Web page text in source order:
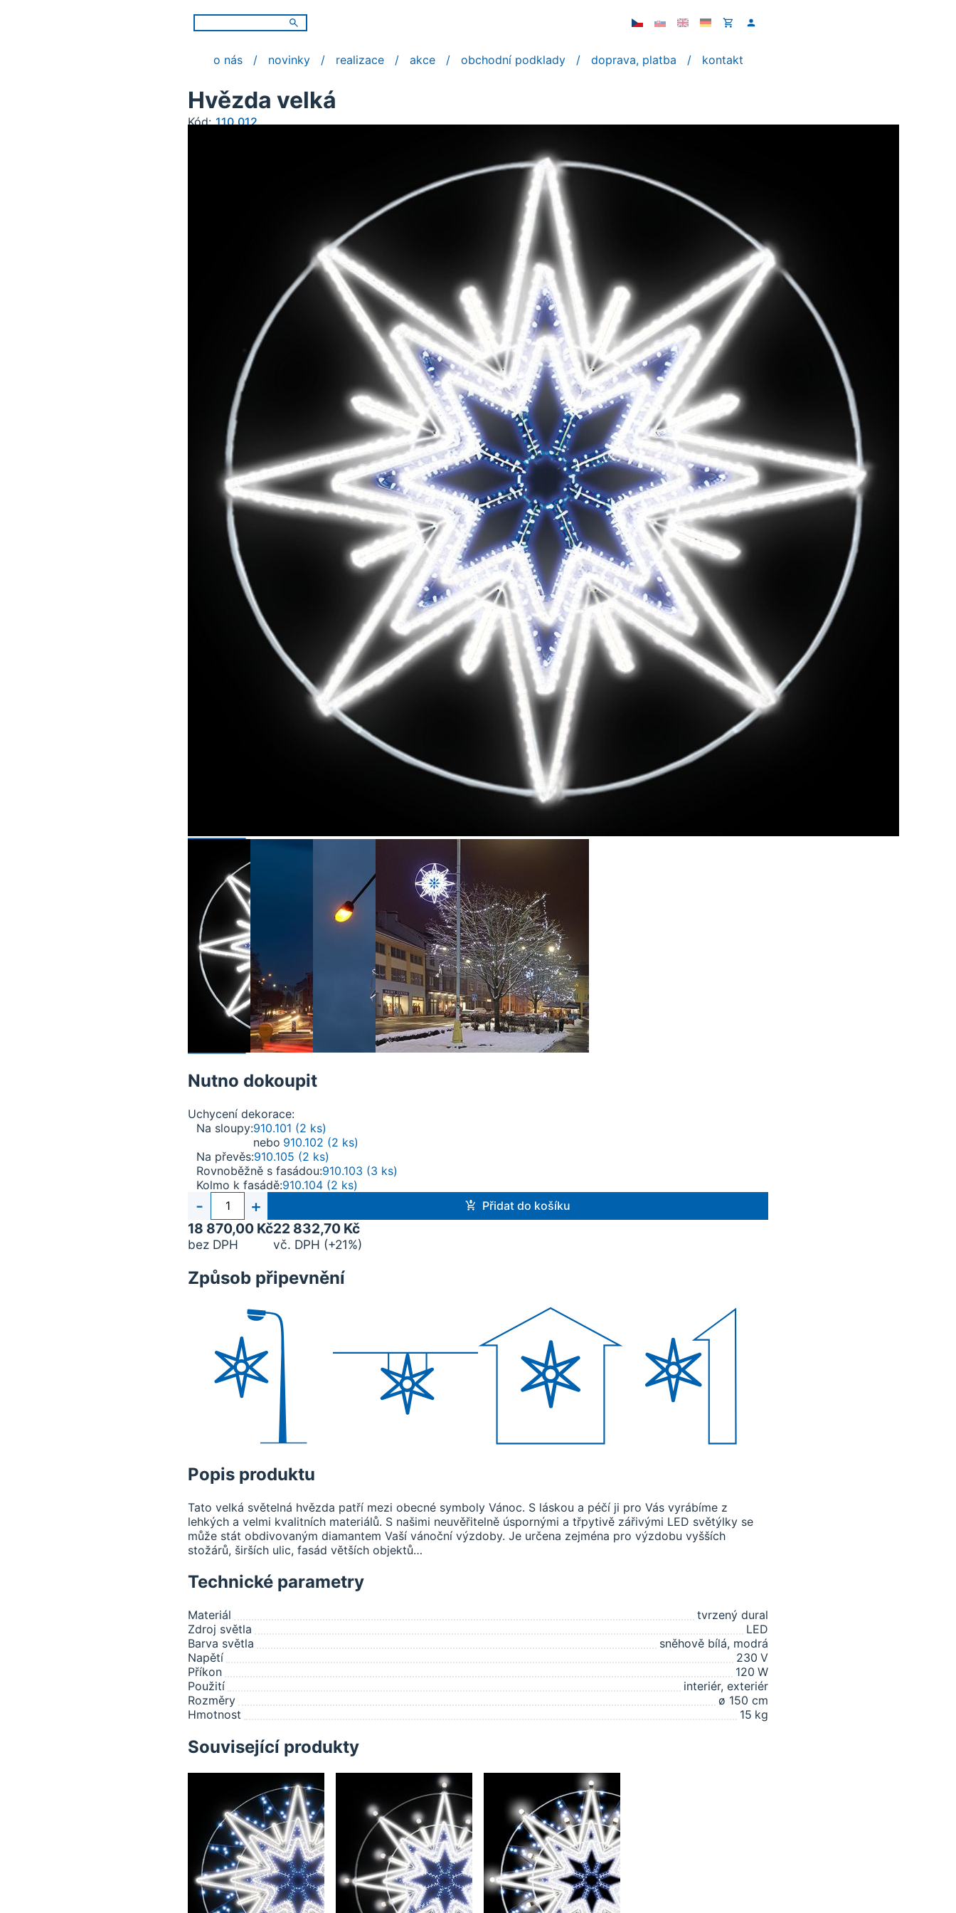
o nás novinky realizace akce obchodní podklady doprava, platba kontakt
Hvězda velká
Kód:110.012
Nutno dokoupit
Uchycení dekorace
Na sloupy 910.101 (2 ks)
nebo 910.102 (2 ks)
Na převěs 910.105 (2 ks)
Rovnoběžně s fasádou 910.103 (3 ks)
Kolmo k fasádě 910.104 (2 ks)
Počet
kusů
- + Přidat do košíku
18 870,00 Kč
bez DPH
22 832,70 Kč
vč. DPH (+21%)
Způsob připevnění
Popis produktu
Tato velká světelná hvězda patří mezi obecné symboly Vánoc. S láskou a péčí ji pro Vás vyrábíme z
lehkých a velmi kvalitních materiálů. S našimi neuvěřitelně úspornými a třpytivě zářivými LED světýlky se
může stát obdivovaným diamantem Vaší vánoční výzdoby. Je určena zejména pro výzdobu vyšších
stožárů, širších ulic, fasád větších objektů…
Technické parametry
Materiál
tvrzený dural
Zdroj světla
LED
Barva světla
sněhově bílá, modrá
Napětí
230 V
Příkon
120 W
Použití
interiér, exteriér
Rozměry
ø 150 cm
Hmotnost
15 kg
Související produkty